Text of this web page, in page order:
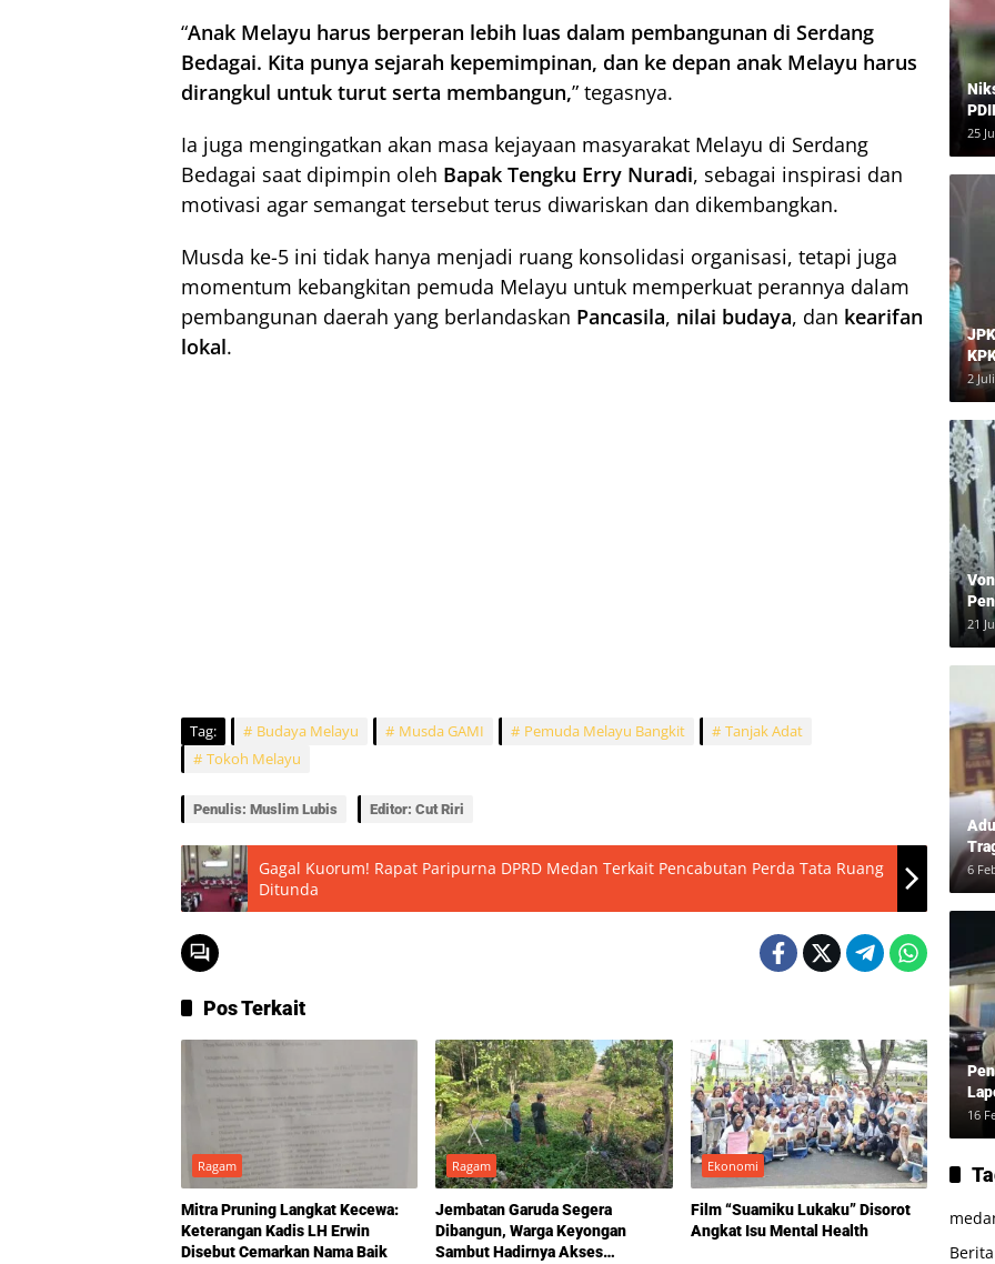
“Anak Melayu harus berperan lebih luas dalam pembangunan di Serdang
Bedagai. Kita punya sejarah kepemimpinan, dan ke depan anak Melayu harus
dirangkul untuk turut serta membangun,” tegasnya.
Ia juga mengingatkan akan masa kejayaan masyarakat Melayu di Serdang
Bedagai saat dipimpin oleh Bapak Tengku Erry Nuradi, sebagai inspirasi dan
motivasi agar semangat tersebut terus diwariskan dan dikembangkan.
Musda ke-5 ini tidak hanya menjadi ruang konsolidasi organisasi, tetapi juga
momentum kebangkitan pemuda Melayu untuk memperkuat perannya dalam
pembangunan daerah yang berlandaskan Pancasila, nilai budaya, dan kearifan
lokal.
Tag: Budaya Melayu Musda GAMI Pemuda Melayu Bangkit
Tanjak Adat
Tokoh Melayu
Penulis: Muslim Lubis Editor: Cut Riri
Gagal Kuorum! Rapat Paripurna DPRD Medan Terkait Pencabutan Perda Tata Ruang
Ditunda
Pos Terkait
Ragam
Mitra Pruning Langkat Kecewa:
Keterangan Kadis LH Erwin
Disebut Cemarkan Nama Baik
Ragam
Jembatan Garuda Segera
Dibangun, Warga Keyongan
Sambut Hadirnya Akses
Ekonomi
Film “Suamiku Lukaku” Disorot
Angkat Isu Mental Health
25
2
21
6
16